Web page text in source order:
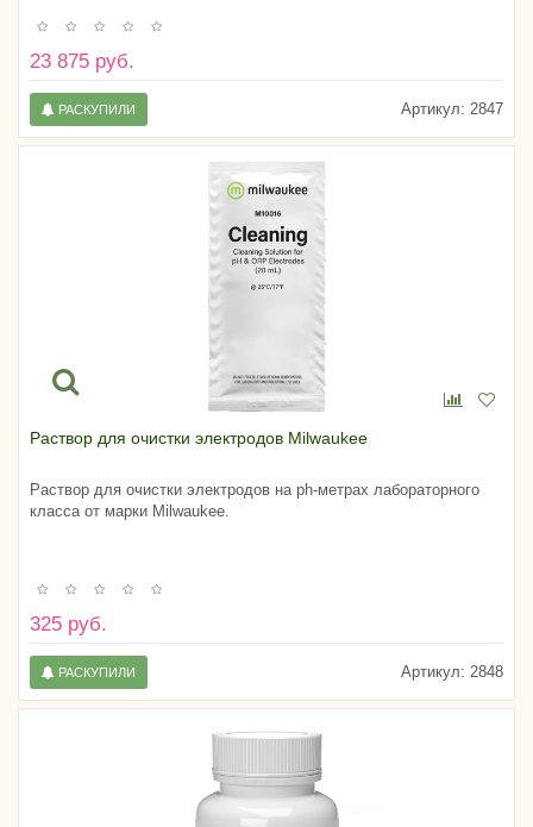
23 875 руб.
Артикул: 2847
РАСКУПИЛИ
Раствор для очистки электродов Milwaukee
Раствор для очистки электродов на ph-метрах лабораторного
класса от марки Milwaukee.
325 руб.
Артикул: 2848
РАСКУПИЛИ